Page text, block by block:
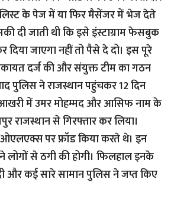
के पेज में या फिर मैसेंजर में भेज देते
दी जाती थी कि इसे इंस्टाग्राम फेसबुक
जाएगा नहीं तो पैसे दे दो। इस पूरे
दर्ज की और संयुक्त टीम का गठन
पुलिस ने राजस्थान पहुंचकर 12 दिन
में उमर मोहम्मद और आसिफ नाम के
राजस्थान से गिरफ्तार कर लिया।
पर फ्रॉड किया करते थे। इन
लोगों से ठगी की होगी। फिलहाल इनके
और कई सारे सामान पुलिस ने जप्त किए